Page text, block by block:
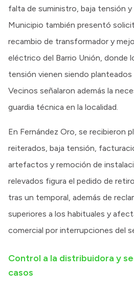
falta de suministro, baja tensión
Municipio también presentó
recambio de transformador y
eléctrico del Barrio Unión, donde
tensión vienen siendo planteados
Vecinos señalaron además la
guardia técnica en la localidad.
En Fernández Oro, se recibieron
reiterados, baja tensión,
artefactos y remoción de
relevados figura el pedido de
tras un temporal, además de
superiores a los habituales y
comercial por interrupciones del
Control a la distribuidora y
casos